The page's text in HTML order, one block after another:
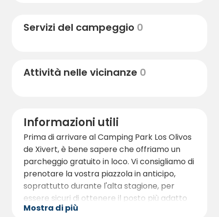
varietà di ristoranti, bar e negozi che offrono
prodotti locali e specialità culinarie. Questo
il campanile, che meritano una visita.
naturali e la fauna della zona. È inoltre
possibile visitare il Parco Naturale della
Sierra de Irta, una splendida riserva naturale
a breve distanza.
Servizi del campeggio 0
Attività nelle vicinanze 0
Informazioni utili
Prima di arrivare al Camping Park Los Olivos
de Xivert, è bene sapere che offriamo un
parcheggio gratuito in loco. Vi consigliamo di
prenotare la vostra piazzola in anticipo,
soprattutto durante l'alta stagione, per
essere sicuri di ottenere il posto più adatto
alle vostre esigenze.
Mostra di più